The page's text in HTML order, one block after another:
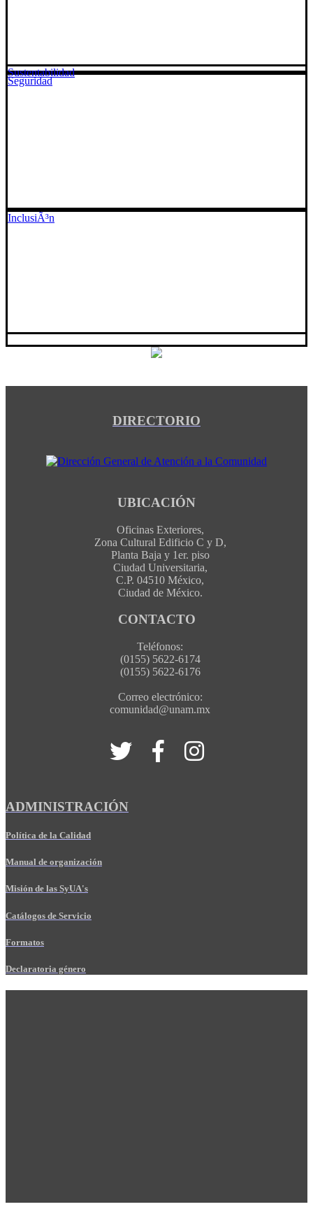
Seguridad
InclusiÃ³n
Sustentabilidad
DIRECTORIO
UBICACIÓN
Oficinas Exteriores,
Zona Cultural Edificio C y D,
Planta Baja y 1er. piso
Ciudad Universitaria,
C.P. 04510 México,
Ciudad de México.
CONTACTO
Teléfonos:
(0155) 5622-6174
(0155) 5622-6176
Correo electrónico:
comunidad@unam.mx
ADMINISTRACIÓN
Política de la Calidad
Manual de organización
Misión de las SyUA's
Catálogos de Servicio
Formatos
Declaratoria género